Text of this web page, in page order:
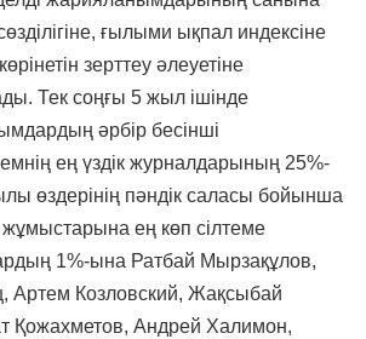
ғылыми ықпал индексіне
зерттеу әлеуетіне
Тек соңғы 5 жыл ішінде
әрбір бесінші
ең үздік журналдарының 25%-
өздерінің пәндік саласы бойынша
ең көп сілтеме
1%-ына Ратбай Мырзақұлов,
Артем Козловский, Жақсыбай
Қожахметов, Андрей Халимон,